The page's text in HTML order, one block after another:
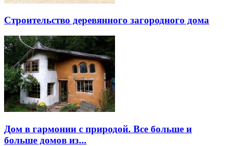
Строительство деревянного загородного дома
Дом в гармонии с природой. Все больше и
больше домов из...